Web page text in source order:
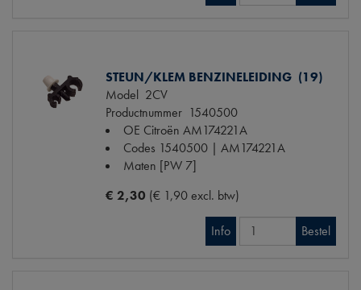
STEUN/KLEM BENZINELEIDING (19)
Model 2CV
Productnummer 1540500
OE Citroën AM174221A
Codes 1540500 | AM174221A
Maten [PW 7]
€ 2,30 (€ 1,90 excl. btw)
Info Bestel